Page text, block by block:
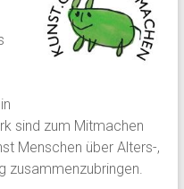
sind zum Mitmachen
Menschen über Alters-,
zusammenzubringen.